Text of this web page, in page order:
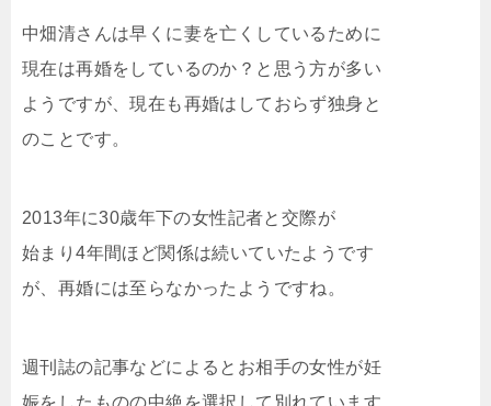
中畑清さんは早くに妻を亡くしているために
現在は再婚をしているのか？と思う方が多い
ようですが、現在も再婚はしておらず独身と
のことです。
2013年に30歳年下の女性記者と交際が
始まり4年間ほど関係は続いていたようです
が、再婚には至らなかったようですね。
週刊誌の記事などによるとお相手の女性が妊